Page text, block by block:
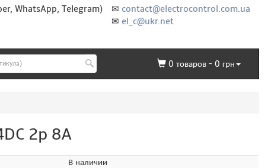
✉ contact@electrocontrol.com.ua
✉ el_c@ukr.net
WhatsApp, Telegram)
0 товаров - 0 грн
2p 8A
В наличии